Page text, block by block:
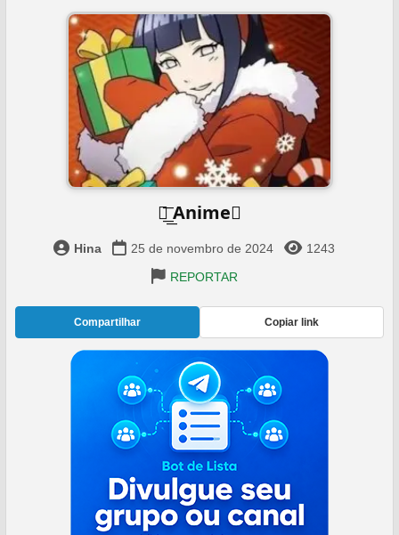
⏤͟͟͞ Anime️⃤
Hina 25 de novembro de 2024
1243
REPORTAR
Compartilhar Copiar link